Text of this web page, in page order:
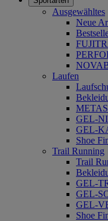
Ausgewähltes
Neue
Laufen
GEL-
GEL-
Shoe
Trail Running
Trail
GEL-
GEL-
GEL-
Shoe